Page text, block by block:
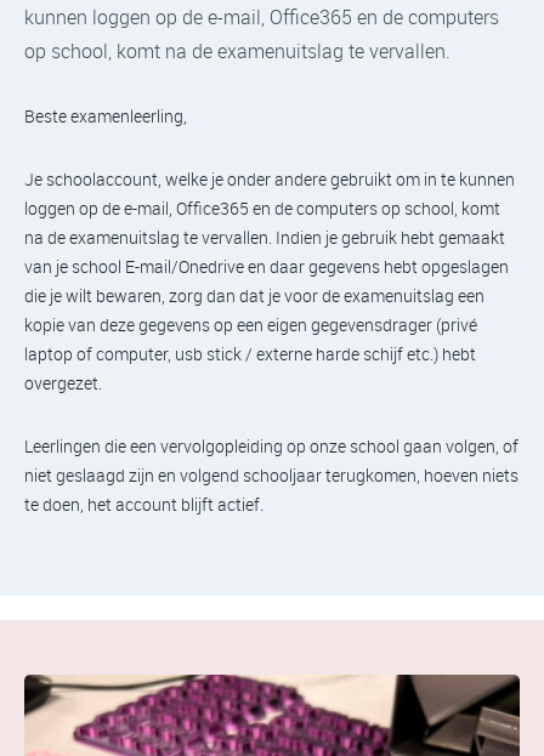
kunnen loggen op de e-mail, Office365 en de computers
op school, komt na de examenuitslag te vervallen.
Beste examenleerling,
Je schoolaccount, welke je onder andere gebruikt om in te kunnen
loggen op de e-mail, Office365 en de computers op school, komt
na de examenuitslag te vervallen. Indien je gebruik hebt gemaakt
van je school E-mail/Onedrive en daar gegevens hebt opgeslagen
die je wilt bewaren, zorg dan dat je voor de examenuitslag een
kopie van deze gegevens op een eigen gegevensdrager (privé
laptop of computer, usb stick / externe harde schijf etc.) hebt
overgezet.
Leerlingen die een vervolgopleiding op onze school gaan volgen, of
niet geslaagd zijn en volgend schooljaar terugkomen, hoeven niets
te doen, het account blijft actief.